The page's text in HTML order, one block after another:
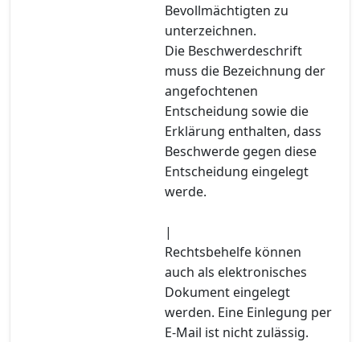
Bevollmächtigten zu
unterzeichnen.
Die Beschwerdeschrift
muss die Bezeichnung der
angefochtenen
Entscheidung sowie die
Erklärung enthalten, dass
Beschwerde gegen diese
Entscheidung eingelegt
werde.
|
Rechtsbehelfe können
auch als elektronisches
Dokument eingelegt
werden. Eine Einlegung per
E-Mail ist nicht zulässig.